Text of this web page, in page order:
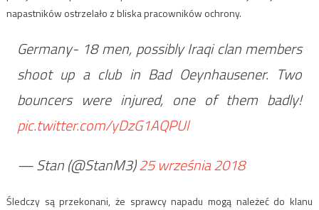
napastników ostrzelało z bliska pracowników ochrony.
Germany- 18 men, possibly Iraqi clan members
shoot up a club in Bad Oeynhausener. Two
bouncers were injured, one of them badly!
pic.twitter.com/yDzG1AQPUl
— Stan (@StanM3)25 września 2018
Śledczy są przekonani, że sprawcy napadu mogą należeć do klanu